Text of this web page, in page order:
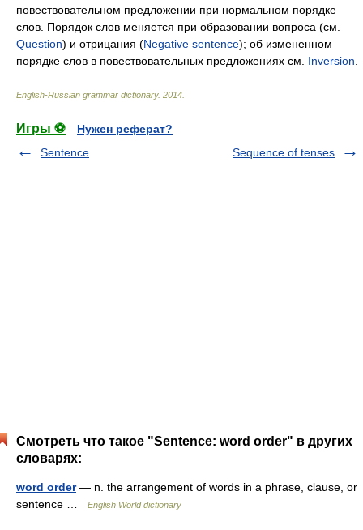
повествовательном предложении при нормальном порядке
слов. Порядок слов меняется при образовании вопроса (см.
Question) и отрицания (Negative sentence); об измененном
порядке слов в повествовательных предложениях см. Inversion
English-Russian grammar dictionary. 2014
Игры ⚽
Нужен реферат?
Sentence
Sequence of tenses
Смотреть что такое "Sentence: word order" в других
словарях:
word order— n. the arrangement of words in a phrase, clause, or
sentence …
English World dictionary